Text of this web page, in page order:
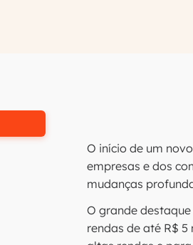
O início de um
empresas e dos
mudanças
O grande
rendas de até R$